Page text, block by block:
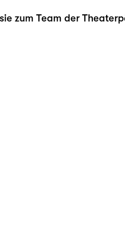
zum Team der